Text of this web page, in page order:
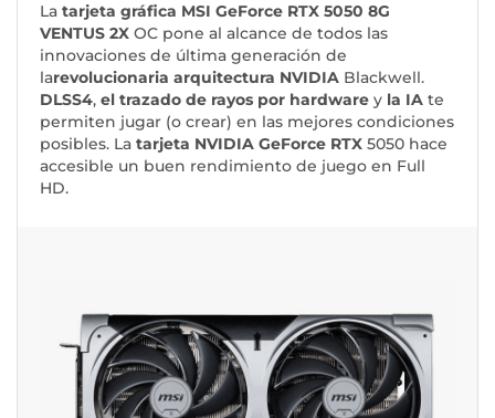
La tarjeta gráfica MSI GeForce RTX 5050 8G
VENTUS 2X OC pone al alcance de todos las
innovaciones de última generación de
larevolucionaria arquitectura NVIDIA Blackwell.
DLSS4, el trazado de rayos por hardware y la IA te
permiten jugar (o crear) en las mejores condiciones
posibles. La tarjeta NVIDIA GeForce RTX 5050 hace
accesible un buen rendimiento de juego en Full
HD.